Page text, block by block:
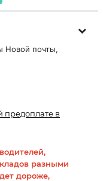
Новой почты,
предоплате в
разными
дороже,